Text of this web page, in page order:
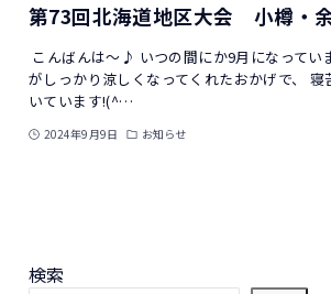
第73回北海道地区大会 小樽・
こんばんは～♪ いつの間にか9月になってい
がしっかり涼しくなってくれたおかげで、
いています!(^…
2024年9月9日 お知らせ
検索